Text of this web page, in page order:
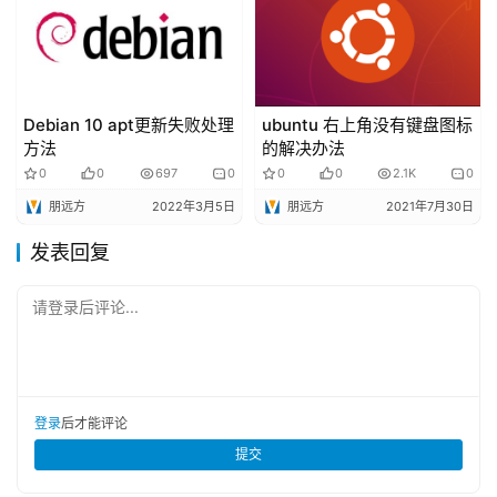
Debian 10 apt更新失败处理
方法
0 0 697 0
朋远方 2022年3月5日
ubuntu 右上角没有键盘图标
的解决办法
0 0 2.1K 0
朋远方 2021年7月30日
发表回复
请登录后评论...
登录后才能评论
提交